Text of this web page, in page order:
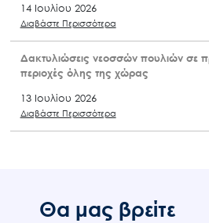
14 Ιουλίου 2026
Διαβάστε Περισσότερα
Δακτυλιώσεις νεοσσών πουλιών σε
περιοχές όλης της χώρας
13 Ιουλίου 2026
Διαβάστε Περισσότερα
Θα μας βρείτε